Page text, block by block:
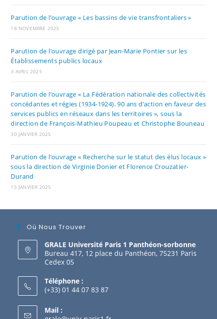
Parution de l’ouvrage « Les bassins de vie transfrontaliers »
18 NOVEMBRE 2025
Parution de l’ouvrage dirigé par Jean-Marie Pontier sur les
Établissements publics locaux
3 AVRIL 2025
Parution de l’ouvrage « La Fédération nationale des collectivités
concédantes et régies (1934-1924). 90 ans d’action en faveur des
services publics en réseaux dans les territoires », sous la
direction de François-Mathieu Poupeau et Christophe Bouneau
30 JANVIER 2025
Parution de l’ouvrage « Recherche sur le statut des élus locaux »
sous la direction de Virginie Donier et Florence Crouzatier-
Durand
15 JANVIER 2025
Où Nous Trouver
GRALE Université Paris 1 Panthéon-sorbonne
Bureau 417, 12 place du Panthéon, 75231 Paris
Cedex 05
Téléphone :
(+33) 01 44 07 83 87
Mail :